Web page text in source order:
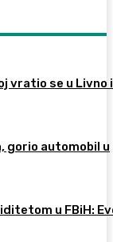
vratio se u Livno i
gorio automobil u
u FBiH: